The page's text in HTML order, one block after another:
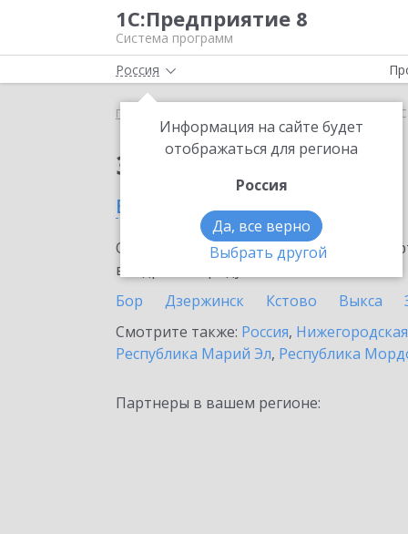
1С:Предприятие 8
Система программ
Россия
Информация на сайте будет
отображаться для региона
Россия
Да, все верно
Выбрать другой
Главная Smartway в
Заказать Smartway
в Сарове
Ознакомьтесь с информационными
внедрение продукта.
Бор
Дзержинск Кстово Выкса
Смотрите также: Россия,
Республика Марий Эл, Республика
Партнеры в вашем регионе: